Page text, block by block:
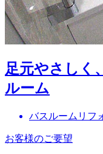
足元やさしく
ルーム
バスルームリフ
お客様のご要望